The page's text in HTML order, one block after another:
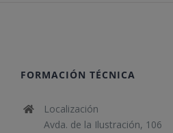
FORMACIÓN TÉCNICA
Localización
Avda. de la Ilustración, 106